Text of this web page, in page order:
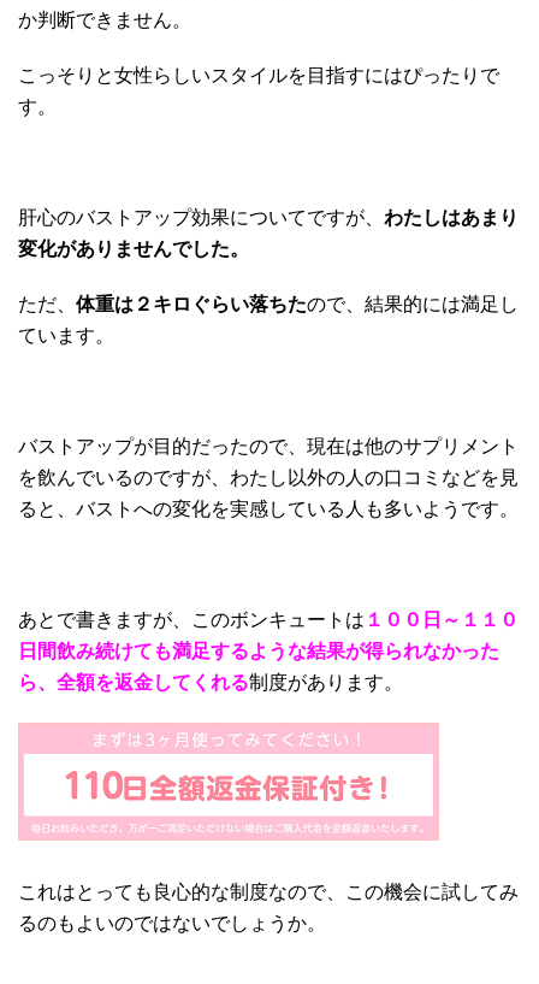
か判断できません。
こっそりと女性らしいスタイルを目指すにはぴったりで
す。
肝心のバストアップ効果についてですが、 わたしはあまり
変化がありませんでした。
ただ、 体重は２キロぐらい落ちたので、結果的には満足し
ています。
バストアップが目的だったので、現在は他のサプリメント
を飲んでいるのですが、わたし以外の人の口コミなどを見
ると、バストへの変化を実感している人も多いようです。
あとで書きますが、このボンキュートは １００日～１１０
日間飲み続けても満足するような結果が得られなかった
ら、全額を返金してくれる制度があります。
これはとっても良心的な制度なので、この機会に試してみ
るのもよいのではないでしょうか。